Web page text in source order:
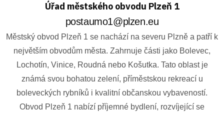
Úřad městského obvodu Plzeň 1
postaumo1@plzen.eu
Městský obvod Plzeň 1 se nachází na severu Plzně a patří k
největším obvodům města. Zahrnuje části jako Bolevec,
Lochotín, Vinice, Roudná nebo Košutka. Tato oblast je
známá svou bohatou zelení, příměstskou rekreací u
boleveckých rybníků i kvalitní občanskou vybaveností.
Obvod Plzeň 1 nabízí příjemné bydlení, rozvíjející se